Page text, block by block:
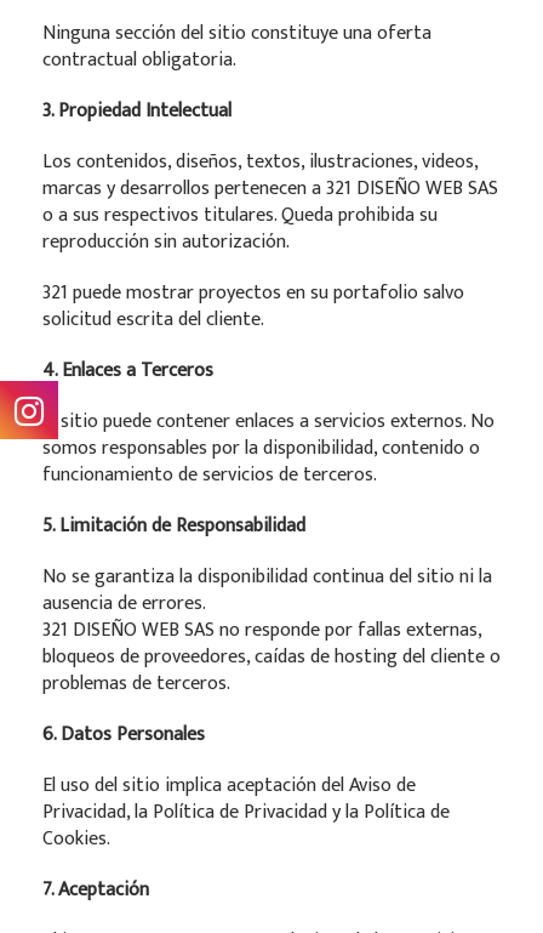
Ninguna sección del sitio constituye una oferta
contractual obligatoria.
3. Propiedad Intelectual
Los contenidos, diseños, textos, ilustraciones, videos,
marcas y desarrollos pertenecen a 321 DISEÑO WEB SAS
o a sus respectivos titulares. Queda prohibida su
reproducción sin autorización.
321 puede mostrar proyectos en su portafolio salvo
solicitud escrita del cliente.
4. Enlaces a Terceros
El sitio puede contener enlaces a servicios externos. No
somos responsables por la disponibilidad, contenido o
funcionamiento de servicios de terceros.
5. Limitación de Responsabilidad
No se garantiza la disponibilidad continua del sitio ni la
ausencia de errores.
321 DISEÑO WEB SAS no responde por fallas externas,
bloqueos de proveedores, caídas de hosting del cliente o
problemas de terceros.
6. Datos Personales
El uso del sitio implica aceptación del Aviso de
Privacidad, la Política de Privacidad y la Política de
Cookies.
7. Aceptación